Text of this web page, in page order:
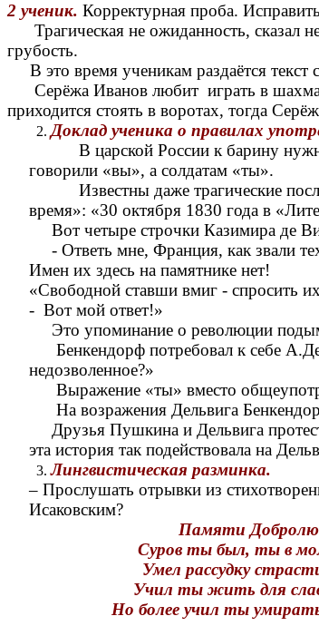
2 ученик. Корректурная проба.
Трагическая не ожиданность, сказал
грубость.
В это время ученикам раздаётся текст
Серёжа Иванов любит играть в
приходится стоять в воротах, тогда
Доклад ученика о правилах
В царской России к барину нужно
говорили «вы», а солдатам «ты».
Известны даже трагические
время»: «30 октября 1830 года в
Вот четыре строчки Казимира де
- Ответь мне, Франция, как звали
Имен их здесь на памятнике нет!
«Свободной ставши вмиг - спросить
- Вот мой ответ!»
Это упоминание о революции
Бенкендорф потребовал к себе
недозволенное?»
Выражение «ты» вместо
На возражения Дельвига
Друзья Пушкина и Дельвига
эта история так подействовала на
Лингвистическая разминка.
– Прослушать отрывки из
Исаковским?
Памяти
Суров ты был, ты в
Умел рассудку страсти
Учил ты жить для славы
Но более учил ты умирать.